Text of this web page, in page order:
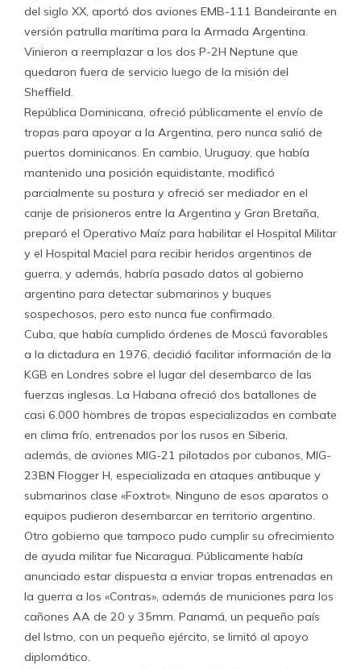
del siglo XX, aportó dos aviones EMB-111 Bandeirante en
versión patrulla marítima para la Armada Argentina.
Vinieron a reemplazar a los dos P-2H Neptune que
quedaron fuera de servicio luego de la misión del
Sheffield.
República Dominicana, ofreció públicamente el envío de
tropas para apoyar a la Argentina, pero nunca salió de
puertos dominicanos. En cambio, Uruguay, que había
mantenido una posición equidistante, modificó
parcialmente su postura y ofreció ser mediador en el
canje de prisioneros entre la Argentina y Gran Bretaña,
preparó el Operativo Maíz para habilitar el Hospital Militar
y el Hospital Maciel para recibir heridos argentinos de
guerra, y además, habría pasado datos al gobierno
argentino para detectar submarinos y buques
sospechosos, pero esto nunca fue confirmado.
Cuba, que había cumplido órdenes de Moscú favorables
a la dictadura en 1976, decidió facilitar información de la
KGB en Londres sobre el lugar del desembarco de las
fuerzas inglesas. La Habana ofreció dos batallones de
casi 6.000 hombres de tropas especializadas en combate
en clima frío, entrenados por los rusos en Siberia,
además, de aviones MIG-21 pilotados por cubanos, MIG-
23BN Flogger H, especializada en ataques antibuque y
submarinos clase «Foxtrot». Ninguno de esos aparatos o
equipos pudieron desembarcar en territorio argentino.
Otro gobierno que tampoco pudo cumplir su ofrecimiento
de ayuda militar fue Nicaragua. Públicamente había
anunciado estar dispuesta a enviar tropas entrenadas en
la guerra a los «Contras», además de municiones para los
cañones AA de 20 y 35mm. Panamá, un pequeño país
del Istmo, con un pequeño ejército, se limitó al apoyo
diplomático.